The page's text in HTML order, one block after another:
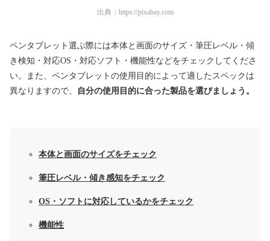
出典： https://pixabay.com
ペンタブレット選ぶ際には本体と画面のサイズ・筆圧レベル・傾
き検知・対応OS・対応ソフト・機能性などをチェックしてくださ
い。また、ペンタブレットの使用目的によって適したスペックは
異なりますので、
自分の使用目的に合った製品を選びましょう。
本体と画面のサイズをチェック
筆圧レベル・傾き感知をチェック
OS・ソフトに対応しているかをチェック
機能性